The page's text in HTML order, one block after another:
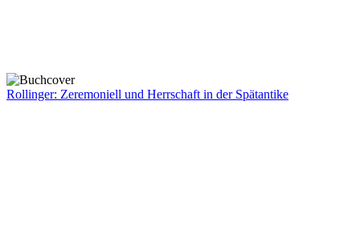
Rollinger: Zeremoniell und Herrschaft in der Spätantike